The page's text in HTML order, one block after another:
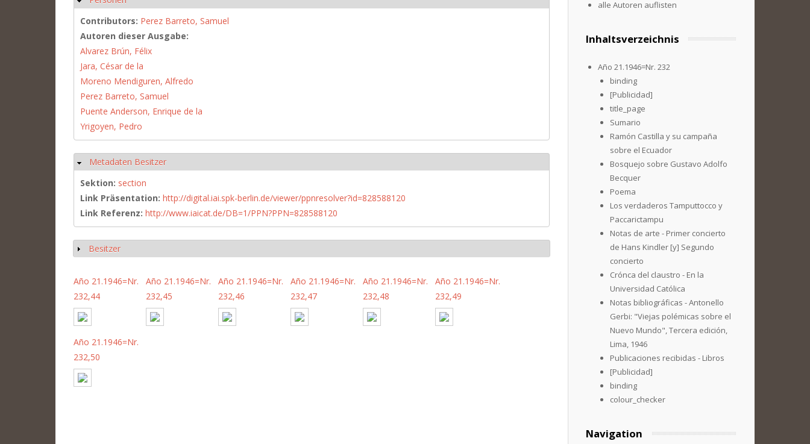
Contributors: Perez Barreto, Samuel
Autoren dieser Ausgabe:
Alvarez Brún, Félix
Jara, César de la
Moreno Mendiguren, Alfredo
Perez Barreto, Samuel
Puente Anderson, Enrique de la
Yrigoyen, Pedro
Hide
Metadaten Besitzer
Sektion: section
Link Präsentation: http://digital.iai.spk-berlin.de/viewer/ppnresolver?id=828588120
Link Referenz: http://www.iaicat.de/DB=1/PPN?PPN=828588120
Show
Besitzer
Año 21.1946=Nr.
232,44
Año 21.1946=Nr.
232,45
Año 21.1946=Nr.
232,46
Año 21.1946=Nr.
232,47
Año 21.1946=Nr.
232,48
Año 21.1946=Nr.
232,49
Año 21.1946=Nr.
232,50
alle Autoren auflisten
Inhaltsverzeichnis
Año 21.1946=Nr. 232
binding
[Publicidad]
title_page
Sumario
Ramón Castilla y su campaña
sobre el Ecuador
Bosquejo sobre Gustavo Adolfo
Becquer
Poema
Los verdaderos Tamputtocco y
Paccarictampu
Notas de arte - Primer concierto
de Hans Kindler [y] Segundo
concierto
Crónca del claustro - En la
Universidad Católica
Notas bibliográficas - Antonello
Gerbi: "Viejas polémicas sobre el
Nuevo Mundo", Tercera edición,
Lima, 1946
Publicaciones recibidas - Libros
[Publicidad]
binding
colour_checker
Navigation